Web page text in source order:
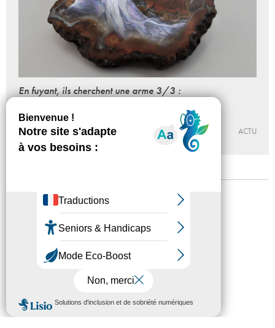
En fuyant, ils cherchent une arme 3/3 :
Du 02 - 10 au 15 - 12 - 2018
MAISON POPULAIRE
ACTU
Accessibilité
Presse